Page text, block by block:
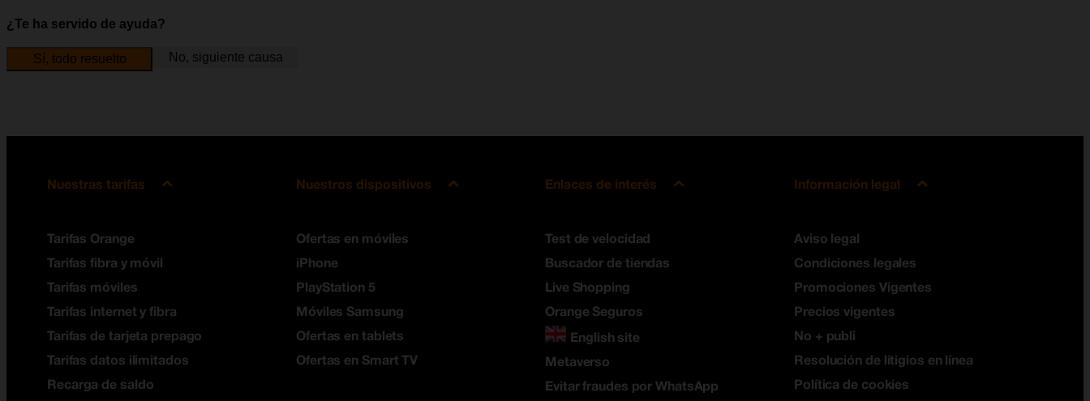
¿Te ha servido de ayuda?
Sí, todo resuelto No, siguiente causa
Nuestras tarifas
Tarifas Orange
Tarifas fibra y móvil
Tarifas móviles
Tarifas internet y fibra
Tarifas de tarjeta prepago
Tarifas datos ilimitados
Recarga de saldo
Nuestros dispositivos
Ofertas en móviles
iPhone
PlayStation 5
Móviles Samsung
Ofertas en tablets
Ofertas en Smart TV
Enlaces de interés
Test de velocidad
Buscador de tiendas
Live Shopping
Orange Seguros
English site
Metaverso
Evitar fraudes por WhatsApp
Información legal
Aviso legal
Condiciones legales
Promociones Vigentes
Precios vigentes
No + publi
Resolución de litigios en línea
Política de cookies